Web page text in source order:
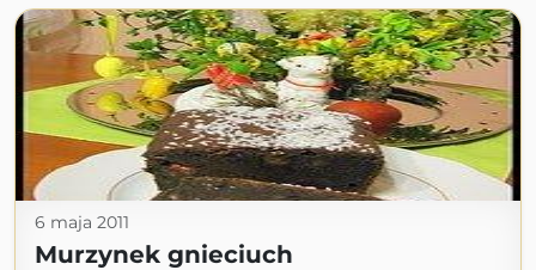
6 maja 2011
Murzynek gnieciuch